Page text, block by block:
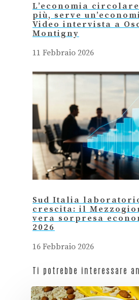
L’economia
più, serve
Video intervista a
Montigny
11 Febbraio 2026
Sud Italia
crescita: il
vera sorpresa
2026
16 Febbraio 2026
Ti potrebbe interessare